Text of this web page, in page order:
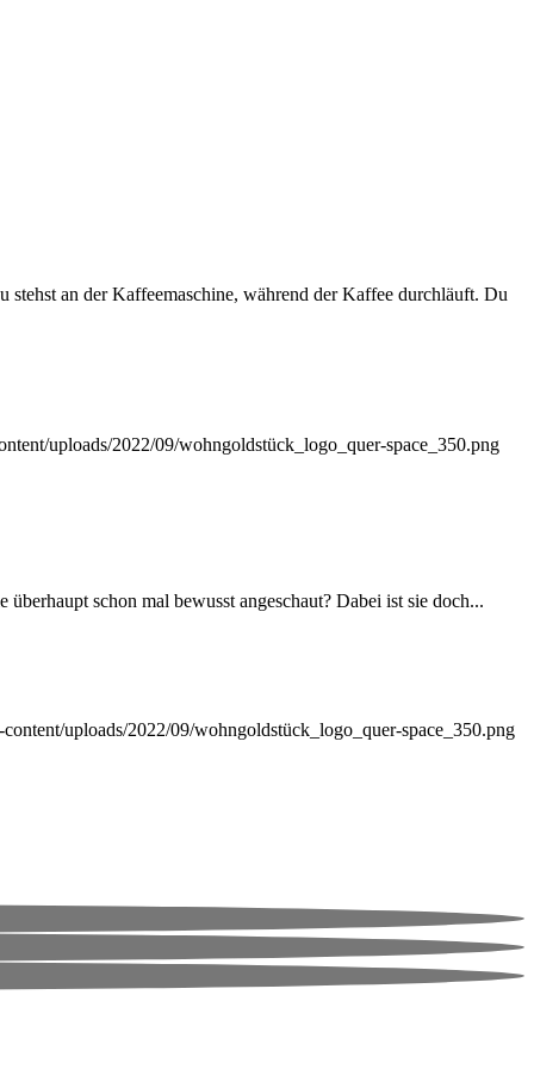
an der Kaffeemaschine, während der Kaffee durchläuft. Du
uploads/2022/09/wohngoldstück_logo_quer-space_350.png
schon mal bewusst angeschaut? Dabei ist sie doch...
uploads/2022/09/wohngoldstück_logo_quer-space_350.png